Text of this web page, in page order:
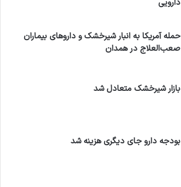
دارویی
حمله آمریکا به انبار شیرخشک و داروهای بیماران
صعب‌العلاج در همدان
بازار شیرخشک متعادل شد
بودجه دارو جای دیگری هزینه شد